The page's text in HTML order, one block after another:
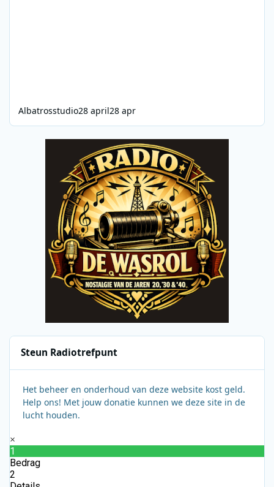
Albatrosstudio28 april28 apr
Steun Radiotrefpunt
Het beheer en onderhoud van deze website kost geld.
Help ons! Met jouw donatie kunnen we deze site in de
lucht houden.